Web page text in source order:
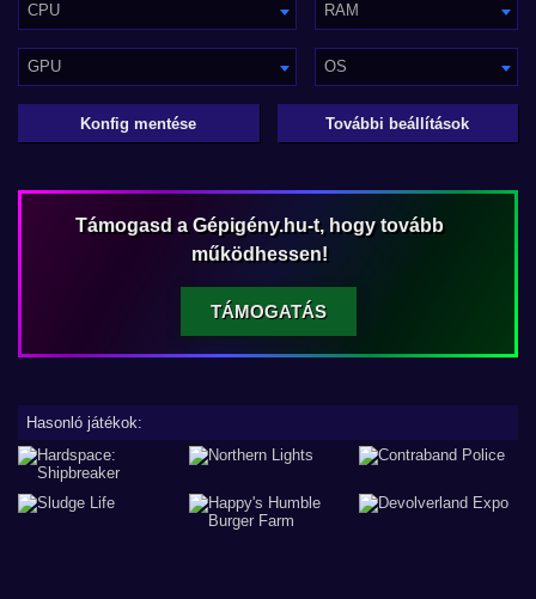
CPU RAM
GPU OS
Konfig mentése További beállítások
Támogasd a Gépigény.hu-t, hogy tovább
működhessen!
TÁMOGATÁS
Hasonló játékok: